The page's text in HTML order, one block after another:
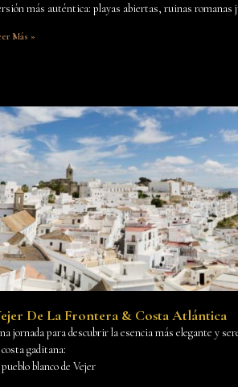
más auténtica: playas abiertas, ruinas romanas
Más »
De La Frontera & Costa Atlántica
jornada para descubrir la esencia más elegante y
gaditana:
blanco de Vejer